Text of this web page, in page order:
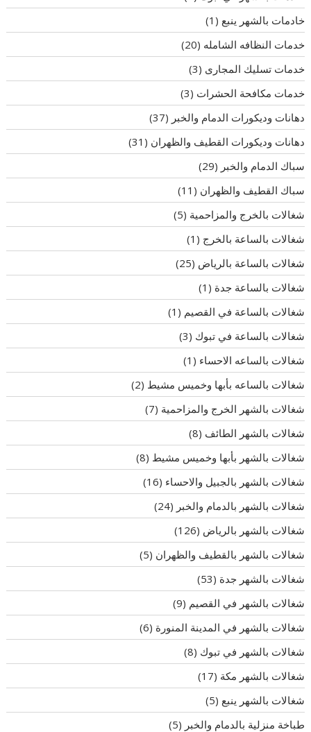
خادمات بالشهر ينبع (1)
خدمات النظافه الشامله (20)
خدمات تسليك المجارى (3)
خدمات مكافحة الحشرات (3)
دهانات وديكورات الدمام والخبر (37)
دهانات وديكورات القطيف والظهران (31)
سباك الدمام والخبر (29)
سباك القطيف والظهران (11)
شغالات بالخرج والمزاحمية (5)
شغالات بالساعة بالخرج (1)
شغالات بالساعة بالرياض (25)
شغالات بالساعة جدة (1)
شغالات بالساعة في القصيم (1)
شغالات بالساعة في تبوك (3)
شغالات بالساعه الاحساء (1)
شغالات بالساعه بأبها وخميس مشيط (2)
شغالات بالشهر الخرج والمزاحمية (7)
شغالات بالشهر الطائف (8)
شغالات بالشهر بأبها وخميس مشيط (8)
شغالات بالشهر بالجبيل والاحساء (16)
شغالات بالشهر بالدمام والخبر (24)
شغالات بالشهر بالرياض (126)
شغالات بالشهر بالقطيف والظهران (5)
شغالات بالشهر جدة (53)
شغالات بالشهر في القصيم (9)
شغالات بالشهر في المدينة المنورة (6)
شغالات بالشهر في تبوك (8)
شغالات بالشهر مكة (17)
شغالات بالشهر ينبع (5)
طباخة منزلية بالدمام والخبر (5)